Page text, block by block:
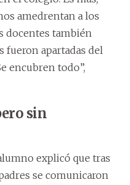
amedrentan a los
docentes también
fueron apartadas del
encubren todo”,
sin
explicó que tras
se comunicaron